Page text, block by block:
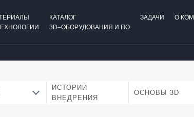
КАТАЛОГ
3D–ОБОРУДОВАНИЯ И ПО
ЗАДАЧИ О
ИСТОРИИ
ВНЕДРЕНИЯ
ОСНОВЫ 3D